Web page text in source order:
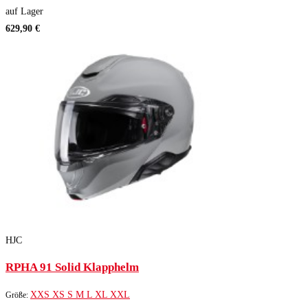
auf Lager
629,90 €
HJC
RPHA 91 Solid Klapphelm
Größe: XXS XS S M L XL XXL